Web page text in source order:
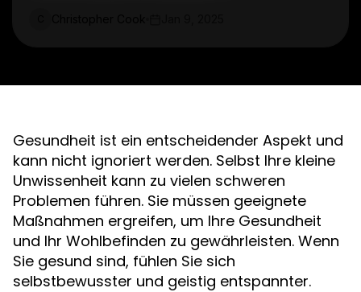
Gesundheit ist ein entscheidender Aspekt und
kann nicht ignoriert werden. Selbst Ihre kleine
Unwissenheit kann zu vielen schweren
Problemen führen. Sie müssen geeignete
Maßnahmen ergreifen, um Ihre Gesundheit
und Ihr Wohlbefinden zu gewährleisten. Wenn
Sie gesund sind, fühlen Sie sich
selbstbewusster und geistig entspannter.